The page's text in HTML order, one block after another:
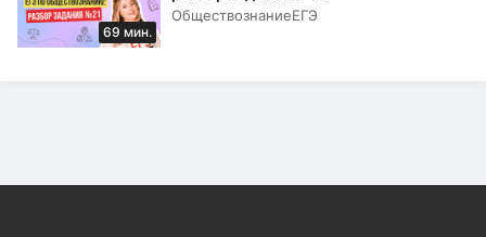
69 мин.
ОбществознаниеЕГЭ